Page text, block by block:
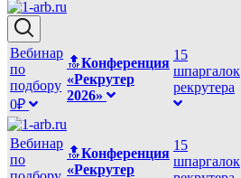
Вебинар
по
подбору
0₽
🔝Конференция
«Рекрутер
2026»
15
шпаргалок
рекрутера
Вебинар
по
🔝Конференция
«Рекрутер
15
шпаргалок